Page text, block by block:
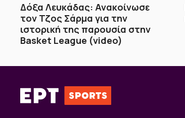
Δόξα Λευκάδας: Ανακοίνωσε
τον Τζος Σάρμα για την
ιστορική της παρουσία στην
Basket League (video)